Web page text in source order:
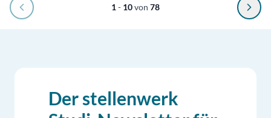
1- 10von 78
Der stellenwerk